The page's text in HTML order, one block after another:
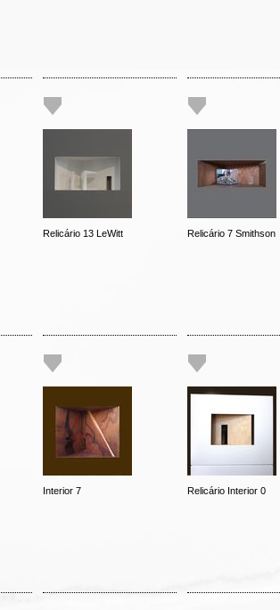
Relicário 13 LeWitt Relicário 7 Smithson
Interior 7 Relicário Interior 0